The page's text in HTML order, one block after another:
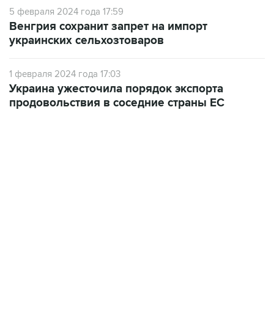
5 февраля 2024 года 17:59
Венгрия сохранит запрет на импорт
украинских сельхозтоваров
1 февраля 2024 года 17:03
Украина ужесточила порядок экспорта
продовольствия в соседние страны ЕС